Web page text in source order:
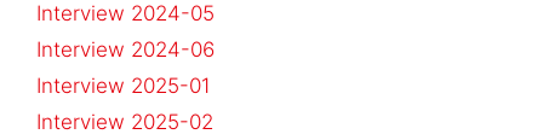
Interview 2024-05
Interview 2024-06
Interview 2025-01
Interview 2025-02